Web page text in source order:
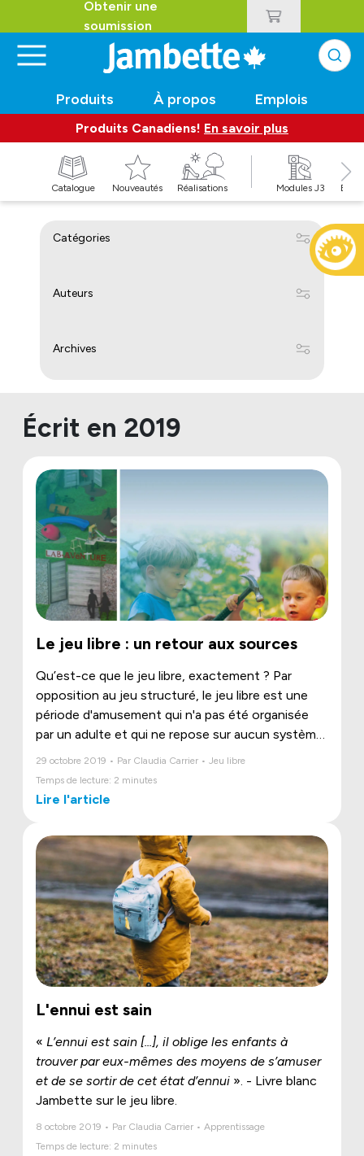
Obtenir une
soumission
Produits À propos Emplois
Produits Canadiens! En savoir plus
Catalogue Nouveautés Réalisations Modules J3
Catégories
Auteurs
Archives
Écrit en 2019
Le jeu libre : un retour aux sources
Qu’est-ce que le jeu libre, exactement ? Par
opposition au jeu structuré, le jeu libre est une
période d'amusement qui n'a pas été organisée
par un adulte et qui ne repose sur aucun système
jeu. Il en est l’instigateur, le dirige, en imagine les
29 octobre 2019 • Par Claudia Carrier • Jeu libre
Temps de lecture: 2 minutes
Lire l'article
L'ennui est sain
« L’ennui est sain [...], il oblige les enfants à
trouver par eux-mêmes des moyens de s’amuser
et de se sortir de cet état d’ennui ». - Livre blanc
Jambette sur le jeu libre.
8 octobre 2019 • Par Claudia Carrier • Apprentissage
Temps de lecture: 2 minutes